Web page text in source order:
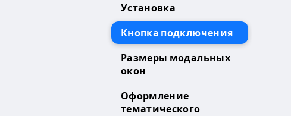
Установка
Кнопка подключения
Размеры модальных
окон
Оформление
тематического